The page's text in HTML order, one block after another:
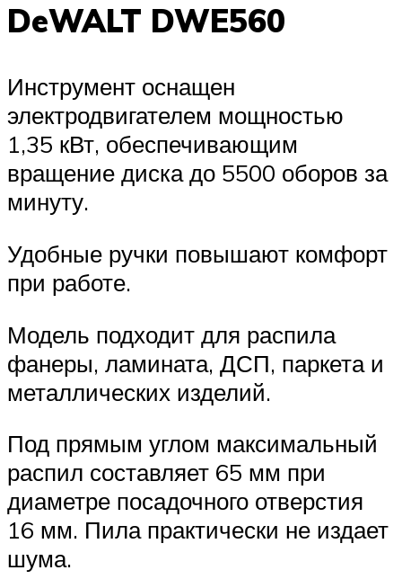
DeWALT DWE560
Инструмент оснащен
электродвигателем мощностью
1,35 кВт, обеспечивающим
вращение диска до 5500 оборов за
минуту.
Удобные ручки повышают комфорт
при работе.
Модель подходит для распила
фанеры, ламината, ДСП, паркета и
металлических изделий.
Под прямым углом максимальный
распил составляет 65 мм при
диаметре посадочного отверстия
16 мм. Пила практически не издает
шума.